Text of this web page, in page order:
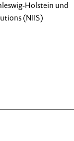
Holstein und
(NIIS)